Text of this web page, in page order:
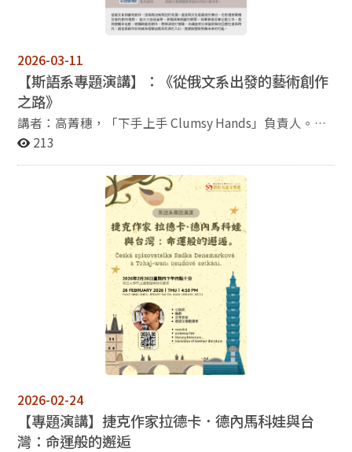
2026-03-11
【斯語系專題演講】：《從俄文系出發的藝術創作
之路》
講者：高菁穗，「下手上手 Clumsy Hands」負責人。目
前擔任寶藏巖國際藝術村駐村藝術家。 以羊毛氈為核心，
份認同與人際關係，呈現內在情感與想像的風景。工作室
從事創作、展覽、教學及品牌合作，持續探索纖維藝術的
語言與文化是最初的養分，也形塑了日後的創作視野。 從
大三赴俄留學、劇場與美術館的啟蒙，到畢業後從事企劃
工作，直到接觸羊毛氈，高菁穗開啟藝術創作、教學與駐
村實踐。本講座將分享藝術如何回應社會與時代，語言與
創作如何成為理解自我與世界的入口，邀請你重新想像未
地點：商學院210教室 報名網址：
https://moltke.nccu.edu.tw/Registration/registration.
do?action=conferenceInfo&conferenceID=X26178
213
2026-02-24
【專題演講】捷克作家拉德卡．德內馬科娃與台
灣：命運般的邂逅